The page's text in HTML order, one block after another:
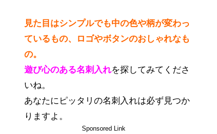
見た目はシンプルでも中の色や柄が変わっ
ているもの、ロゴやボタンのおしゃれなも
の。
遊び心のある名刺入れを探してみてくださ
いね。
あなたにピッタリの名刺入れは必ず見つか
りますよ。
Sponsored Link